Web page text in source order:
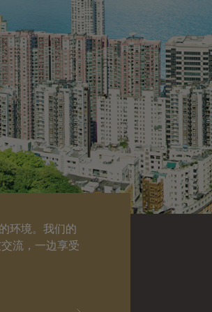
环境。我们的
流，一边享受